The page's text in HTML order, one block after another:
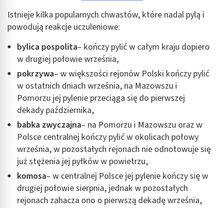
Istnieje kilka popularnych chwastów, które nadal pylą i
powodują reakcje uczuleniowe:
bylica pospolita– kończy pylić w całym kraju dopiero
w drugiej połowie września,
pokrzywa– w większości rejonów Polski kończy pylić
w ostatnich dniach września, na Mazowszu i
Pomorzu jej pylenie przeciąga się do pierwszej
dekady października,
babka zwyczajna– na Pomorzu i Mazowszu oraz w
Polsce centralnej kończy pylić w okolicach połowy
września, w pozostałych rejonach nie odnotowuje się
już stężenia jej pyłków w powietrzu,
komosa– w centralnej Polsce jej pylenie kończy się w
drugiej połowie sierpnia, jednak w pozostałych
rejonach zahacza ono o pierwszą dekadę września,
Rozwój i ulepszanie usług
Wykorzystywanie ograniczonych danych do
wyboru treści
Funkcje specjalne IAB:
Użycie dokładnych danych geolokalizacyjnych
Identyfikowanie urządzeń na podstawie
aktywnie żądanych informacji
Cele przetwarzania inne niż IAB:
Niezbędne
Wydajność (Performance)
Reklama / śledzenie